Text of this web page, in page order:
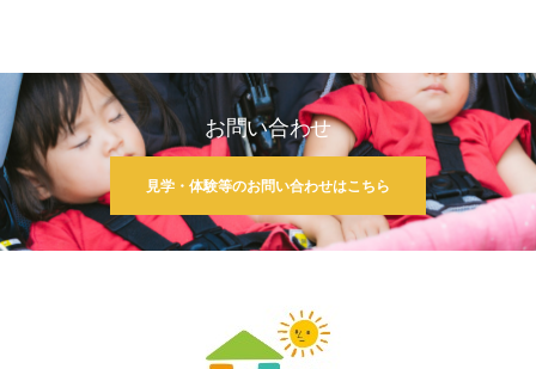
お問い合わせ
見学・体験等のお問い合わせはこちら